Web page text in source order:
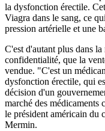
la dysfonction érectile.
Viagra dans le sang, ce
pression artérielle et une
C'est d'autant plus dans
confidentialité, que la
vendue. "C'est un
dysfonction érectile, qui
décision d'un
marché des médicaments
le président américain du
Mermin.